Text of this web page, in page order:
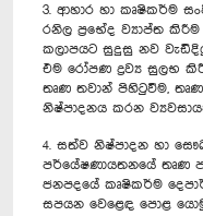
3. ආහාර හා කෘෂිකර්ම
රනිල ප්‍රභේද ව්‍යාප්ත
කලාපයට සුදුසු නව
එම රෝපණ ද්‍රව්‍ය සුලභ
තෘණ තවාන් පිහිටුවීම,
නිෂ්පාදනය කරන
4. සත්ව නිෂ්පාදන හා
පර්යේෂණායතනයේ තෘණ
ජනපදයේ කෘෂිකර්ම
සපයන වෙළෙඳ පොළ යොමු